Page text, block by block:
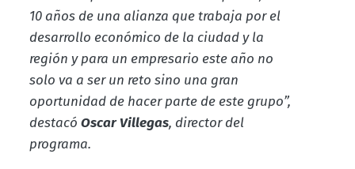
10 años de una alianza que trabaja por el
desarrollo económico de la ciudad y la
región y para un empresario este año no
solo va a ser un reto sino una gran
oportunidad de hacer parte de este grupo”,
destacó Oscar Villegas, director del
programa.